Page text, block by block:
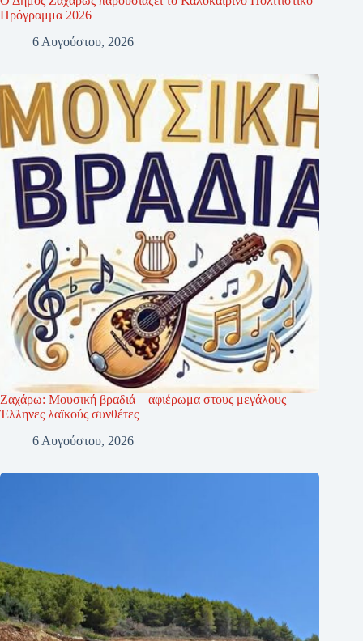
Πρόγραμμα 2026
6 Αυγούστου, 2026
Ζαχάρω: Μουσική βραδιά – αφιέρωμα στους μεγάλους
Έλληνες λαϊκούς συνθέτες
6 Αυγούστου, 2026